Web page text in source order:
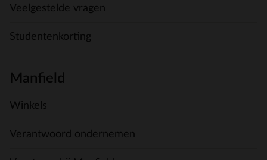
Veelgestelde vragen
Studentenkorting
Manfield
Winkels
Verantwoord ondernemen